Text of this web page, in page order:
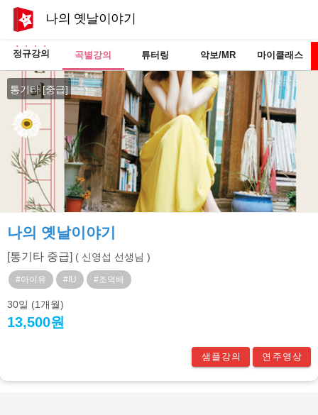
나의 옛날이야기
정규강의 곡별강의 튜터링 악보/MR 마이클래스
통기타 [중급]
나의 옛날이야기
[통기타 중급] ( 신영섭 선생님 )
#아이유 #IU #조덕배
30일 (1개월)
13,500원
샘플강의 연주영상